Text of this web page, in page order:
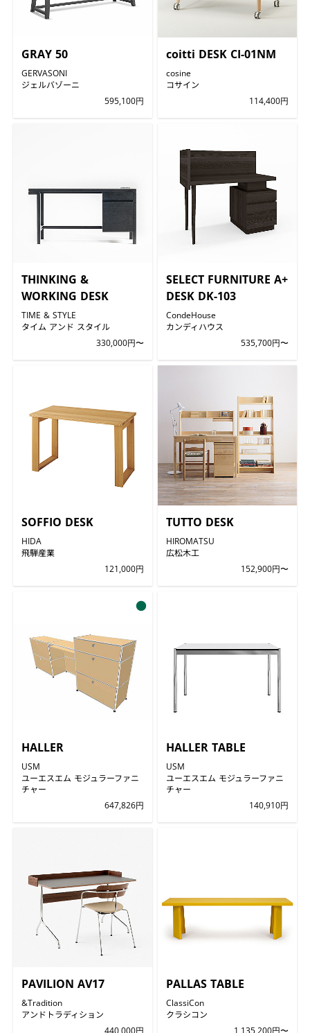
GRAY 50
GERVASONI
ジェルバゾーニ
595,100円
coitti DESK CI-01NM
cosine
コサイン
114,400円
THINKING &
WORKING DESK
TIME & STYLE
タイム アンド スタイル
330,000円〜
SELECT FURNITURE A+
DESK DK-103
CondeHouse
カンディハウス
535,700円〜
SOFFIO DESK
HIDA
飛騨産業
121,000円
TUTTO DESK
HIROMATSU
広松木工
152,900円〜
HALLER
USM
ユーエスエム モジュラーファニ
チャー
647,826円
●
HALLER TABLE
USM
ユーエスエム モジュラーファニ
チャー
140,910円
PAVILION AV17
&Tradition
アンドトラディション
PALLAS TABLE
ClassiCon
クラシコン